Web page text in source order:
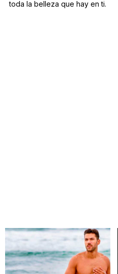
toda la belleza que hay en ti.